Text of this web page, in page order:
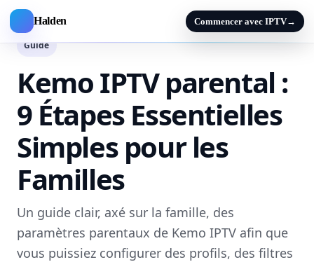
Halden Commencer avec IPTV→
Guide
Kemo IPTV parental :
9 Étapes Essentielles
Simples pour les
Familles
Un guide clair, axé sur la famille, des
paramètres parentaux de Kemo IPTV afin que
vous puissiez configurer des profils, des filtres